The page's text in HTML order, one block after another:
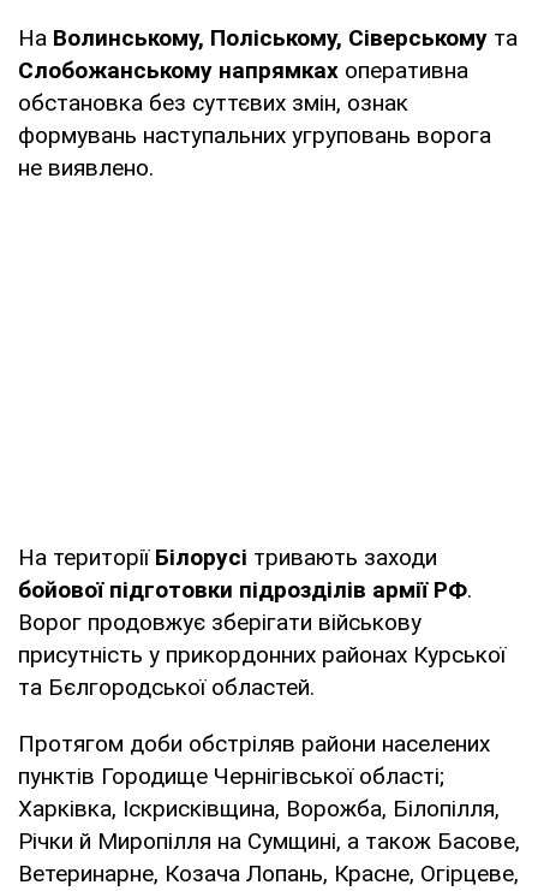
На Волинському, Поліському, Сіверському та
Слобожанському напрямках оперативна
обстановка без суттєвих змін, ознак
формувань наступальних угруповань ворога
не виявлено.
На території Білорусі тривають заходи
бойової підготовки підрозділів армії РФ.
Ворог продовжує зберігати військову
присутність у прикордонних районах Курської
та Бєлгородської областей.
Протягом доби обстріляв райони населених
пунктів Городище Чернігівської області;
Харківка, Іскрисківщина, Ворожба, Білопілля,
Річки й Миропілля на Сумщині, а також Басове,
Ветеринарне, Козача Лопань, Красне, Огірцеве,